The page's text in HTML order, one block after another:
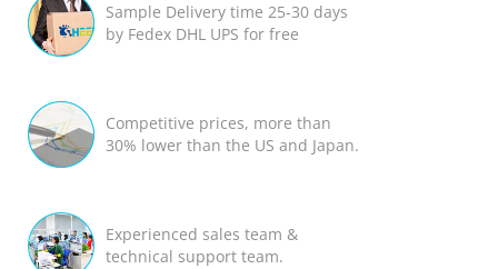
Sample Delivery time 25-30 days
by Fedex DHL UPS for free
Competitive prices, more than
30% lower than the US and Japan.
Experienced sales team &
technical support team.